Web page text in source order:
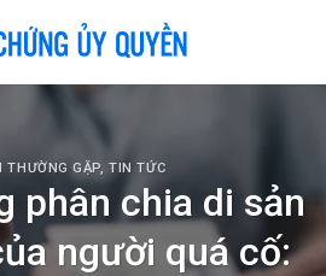
THƯỜNG GẶP,TIN TỨC
phân chia di sản
người quá cố: